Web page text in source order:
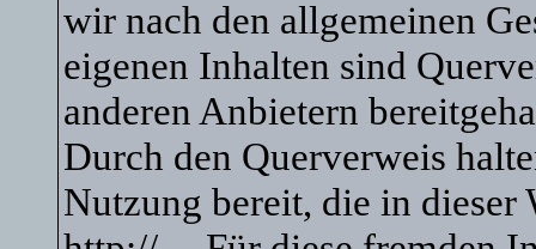
wir nach den allgemeinen
eigenen Inhalten sind
anderen Anbietern
Durch den Querverweis
Nutzung bereit, die in dieser